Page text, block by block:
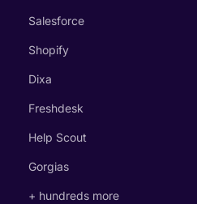
Salesforce
Shopify
Dixa
Freshdesk
Help Scout
Gorgias
+ hundreds more